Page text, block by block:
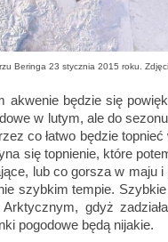
Beringa 23 stycznia 2015 roku.
będzie się
w lutym, ale do
co łatwo będzie
się topnienie, które
lub co gorsza w maju
szybkim tempie.
gdyż
pogodowe będą nijakie.